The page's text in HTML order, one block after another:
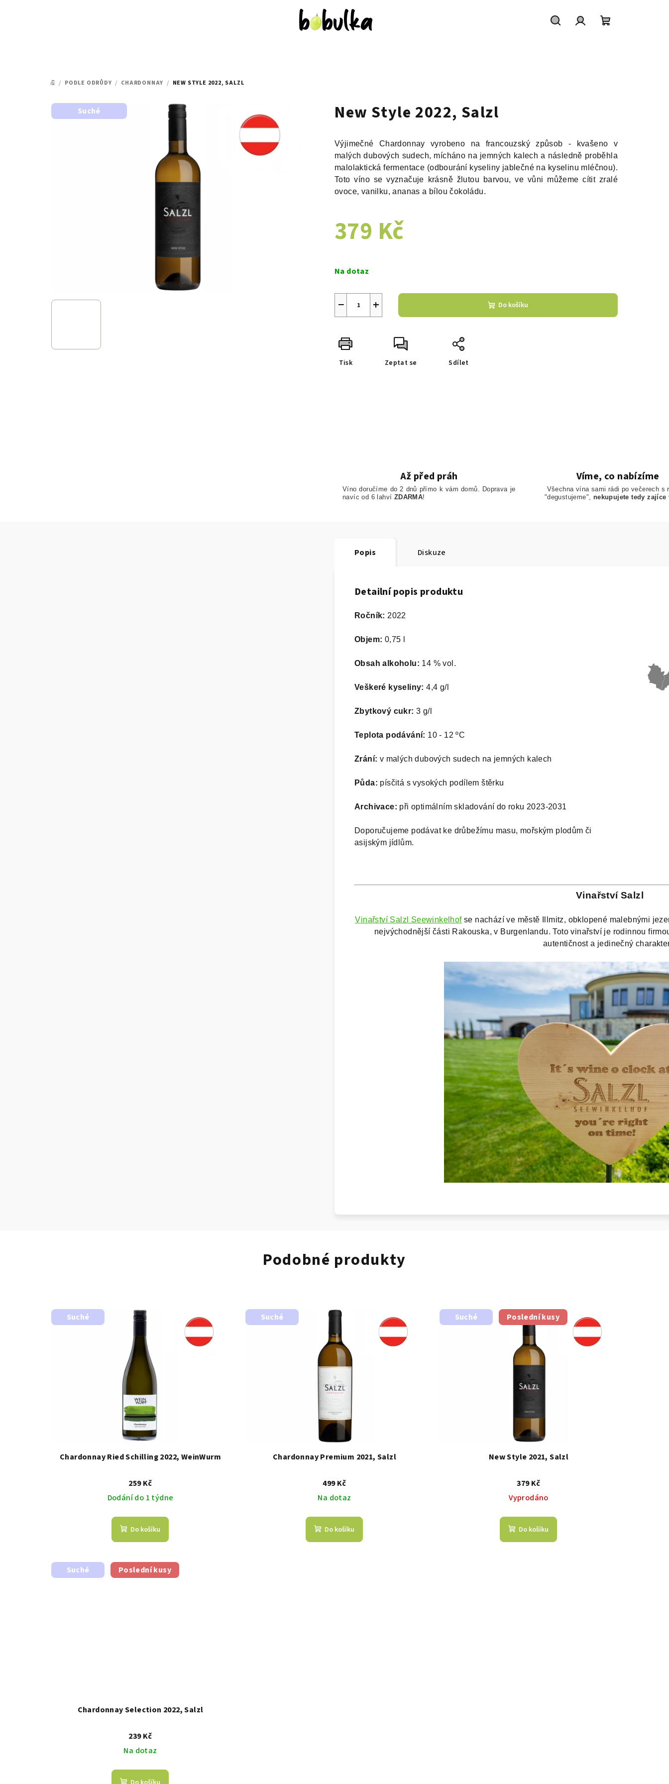
DOMŮ
/ PODLE ODRŮDY / CHARDONNAY / NEW STYLE 2022, SALZL
New Style 2022, Salzl
Výjimečné Chardonnay vyrobeno na francouzský způsob - kvašeno v
malých dubových sudech, mícháno na jemných kalech a následně proběhla
malolaktická fermentace (odbourání kyseliny jablečné na kyselinu mléčnou).
Toto víno se vyznačuje krásně žlutou barvou, ve vůni můžeme cítit zralé
ovoce, vanilku, ananas a bílou čokoládu.
379 Kč
cena:
Na dotaz
+
− Do košíku
Tisk Zeptat se Sdílet
Suché
Až před práh
Víno doručíme do 2 dnů přímo k vám domů. Doprava je
navíc od 6 lahví ZDARMA!
Víme, co nabízíme
Všechna vína sami rádi po večerech s
"degustujeme", nekupujete tedy
Popis Diskuze
Detailní popis produktu
Ročník: 2022
Objem: 0,75 l
Obsah alkoholu: 14 % vol.
Veškeré kyseliny:4,4 g/l
Zbytkový cukr: 3 g/l
Teplota podávání: 10 - 12 ºC
Zrání: v malých dubových sudech na jemných kalech
Půda: písčitá s vysokých podílem štěrku
Archivace: při optimálním skladování do roku 2023-2031
Doporučujeme podávat ke drůbežímu masu, mořským plodům či
asijským jídlům.
Vinařství Salzl
Vinařství Salzl Seewinkelhofse nachází ve městě Illmitz, obklopené malebnými
nejvýchodnější části Rakouska, v Burgenlandu. Toto vinařství je rodinnou
autentičnost a jedinečný
Podobné produkty
Suché
Chardonnay Ried Schilling 2022, WeinWurm
259 Kč
Dodání do 1 týdne
Do košíku
Suché
Chardonnay Premium 2021, Salzl
499 Kč
Na dotaz
Do košíku
Suché Poslední kusy
New Style 2021, Salzl
379 Kč
Vyprodáno
Do košíku
Suché Poslední kusy
Chardonnay Selection 2022, Salzl
239 Kč
Na dotaz